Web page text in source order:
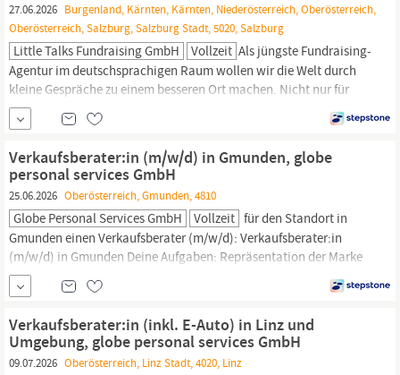
27.06.2026 Burgenland, Kärnten, Kärnten, Niederösterreich, Oberösterreich,
Oberösterreich, Salzburg, Salzburg Stadt, 5020, Salzburg
Little Talks Fundraising GmbH Vollzeit Als jüngste Fundraising-
Agentur im deutschsprachigen Raum wollen wir die Welt durch
kleine Gespräche zu einem besseren Ort machen. Nicht nur für
uns, oder unsere Partner, sondern auch für dich. Mit uns erwarten
dich abenteuerreiche und unvergessliche Arbeitstage – auf jeden
Fall ein Job mit Sinn! Das Leben als Social
aber auch viel...
Verkaufsberater:in (m/w/d) in Gmunden, globe
personal services GmbH
25.06.2026 Oberösterreich, Gmunden, 4810
Globe Personal Services GmbH Vollzeit für den Standort in
Gmunden einen Verkaufsberater (m/w/d): Verkaufsberater:in
(m/w/d) in Gmunden Deine Aufgaben: Repräsentation der Marke
Promotion unserer innovativen Produkte Beratung bestehender
Kunden Dein Profil: Offen, kommunikativ, proaktiv und
der Kundenakquise oder in der...
Verkaufsberater:in (inkl. E-Auto) in Linz und
Umgebung, globe personal services GmbH
09.07.2026 Oberösterreich, Linz Stadt, 4020, Linz